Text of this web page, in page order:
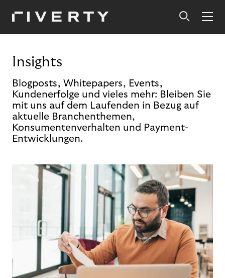
Insights
Blogposts, Whitepapers, Events,
Kundenerfolge und vieles mehr: Bleiben Sie
mit uns auf dem Laufenden in Bezug auf
aktuelle Branchenthemen,
Konsumentenverhalten und Payment-
Entwicklungen.